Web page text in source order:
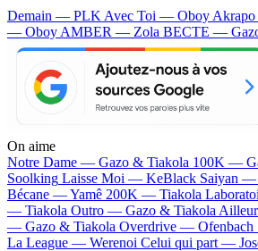
Demain — PLKAvec Toi — Oboy
— OboyAMBER — Zola BECTE —
On aime
Notre Dame — Gazo & Tiakola 100K —
Soolking Laisse Moi — KeBlack Saiyan —
Bécane —Yamê 200K — Tiakola
— Tiakola Outro — Gazo & Tiakola
— Gazo & Tiakola Overdrive — Ofenbach
La League — Werenoi Celui qui part —